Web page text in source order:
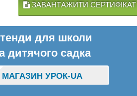
ЗАВАНТАЖИТИ СЕРТИФІКАТ
для школи
дитячого садка
МАГАЗИН УРОК-UA